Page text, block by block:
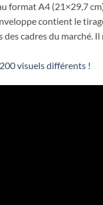
format A4 (21×29,7
contient le
cadres du marché. Il
visuels différents !